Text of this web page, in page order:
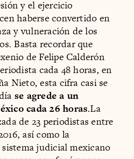
y el ejercicio
haberse convertido en
y vulneración de los
Basta recordar que
de Felipe Calderón
cada 48 horas, en
Nieto, esta cifra casi se
se agrede a un
cada 26 horas.La
de 23 periodistas entre
así como la
judicial mexicano